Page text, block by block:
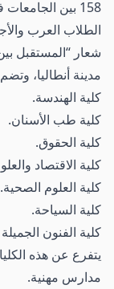
158 بين
شعار “المستقبل
مدينة أنطاليا، وتضم
كلية الهندسة.
كلية طب الأسنان.
كلية الحقوق.
كلية الاقتصاد
كلية العلوم الصحية.
كلية السياحة.
كلية الفنون
مدارس مهنية.